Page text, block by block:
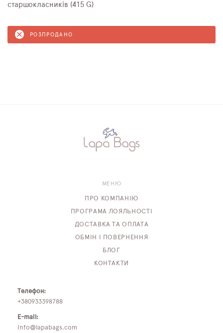
старшокласників (415 G)
РОЗПРОДАНО
МЕНЮ
ПРО КОМПАНІЮ
ПРОГРАМА ЛОЯЛЬНОСТІ
ДОСТАВКА ТА ОПЛАТА
ОБМІН І ПОВЕРНЕННЯ
БЛОГ
КОНТАКТИ
Телефон:
+380933398788
E-mail:
info@lapabags.com